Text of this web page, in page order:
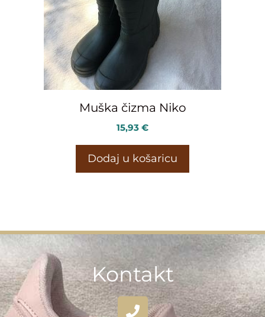
Muška čizma Niko
15,93 €
Dodaj u košaricu
Kontakt